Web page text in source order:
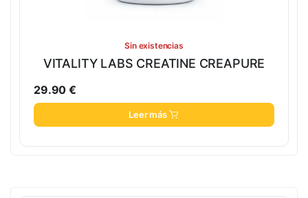
Sin existencias
VITALITY LABS CREATINE CREAPURE
29.90€
Leer más